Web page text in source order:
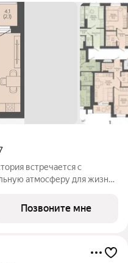
встречается с
атмосферу для жизни.
в микрорайоне Кача, по
Позвоните мне